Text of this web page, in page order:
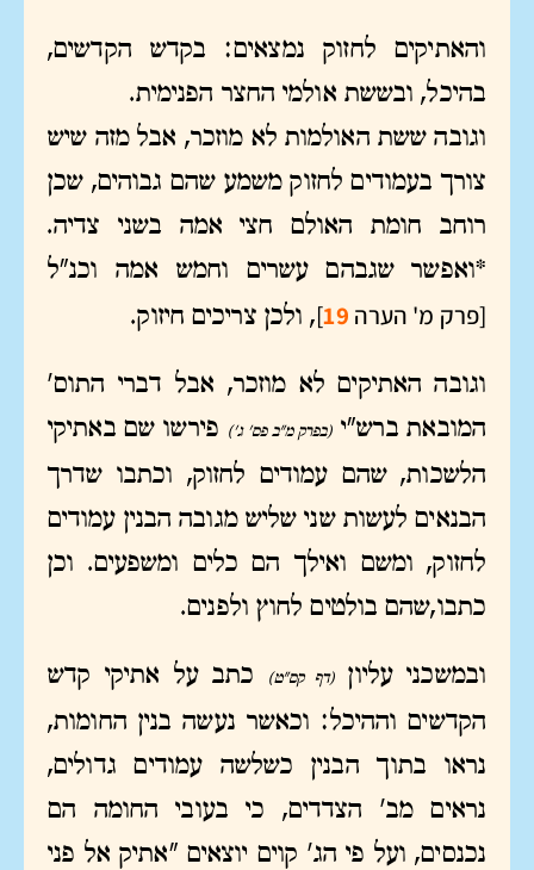
והאתיקים לחזוק נמצאים: בקדש הקדשים,
בהיכל, ובששת אולמי החצר הפנימית.
וגובה ששת האולמות לא מוזכר, אבל מזה שיש
צורך בעמודים לחזוק משמע שהם גבוהים, שכן
רוחב חומת האולם חצי אמה בשני צדיה.
*ואפשר שגבהם עשרים וחמש אמה וכנ"ל
[פרק מ' הערה 19
], ולכן צריכים חיזוק.
וגובה האתיקים לא מוזכר, אבל דברי התוס'
המובאת ברש"י (בפרק מ"ב פס' ג') פירשו שם באתיקי
הלשכות, שהם עמודים לחזוק, וכתבו שדרך
הבנאים לעשות שני שליש מגובה הבנין עמודים
לחזוק, ומשם ואילך הם כלים ומשפעים. וכן
כתבו,שהם בולטים לחוץ ולפנים.
ובמשכני עליון
(דף קס"ט)
כתב על אתיקי קדש
הקדשים וההיכל: וכאשר נעשה בנין החומות,
נראו בתוך הבנין כשלשה עמודים גדולים,
נראים מב' הצדדים, כי בעובי החומה הם
נכנסים, ועל פי הג' קוים יוצאים "אתיק אל פני